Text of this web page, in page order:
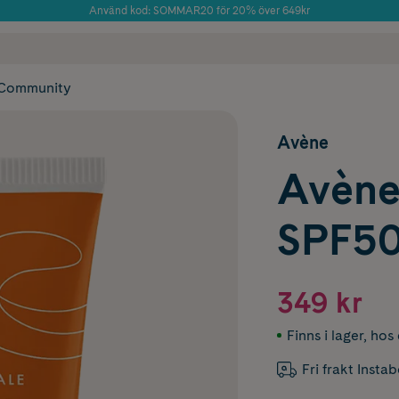
Använd kod: SOMMAR20 för 20% över 649kr
Avène
349 kr
Finns i lager, hos
Fri frakt